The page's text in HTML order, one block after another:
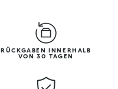
RÜCKGABEN INNERHALB
VON 30 TAGEN